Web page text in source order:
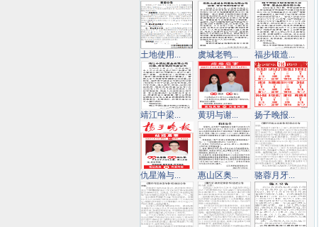
土地使用... 虞城老鸭... 福步锻造...
靖江中梁... 黄玥与谢... 扬子晚报...
仇星瀚与... 惠山区奥... 骆蓉月牙...